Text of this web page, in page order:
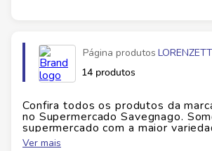
Página produtos
14 produtos
Confira todos os produtos da
no Supermercado Savegnago.
supermercado com a maior
do Brasil!
Ver mais